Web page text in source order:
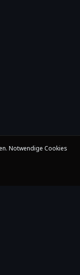
Notwendige Cookies